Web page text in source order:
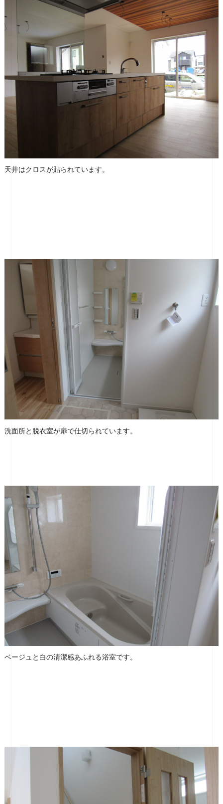
天井はクロスが貼られています。
洗面所と脱衣室が扉で仕切られています。
ベージュと白の清潔感あふれる浴室です。